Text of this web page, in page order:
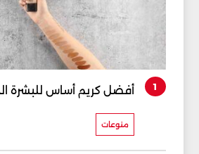
1 أفضل كريم أساس للبشرة
منوعات